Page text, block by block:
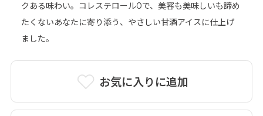
お気に入りに追加
詳細はこちら＞
クある味わい。コレステロール0で、美容も美味しいも諦め
たくないあなたに寄り添う、やさしい甘酒アイスに仕上げ
ました。